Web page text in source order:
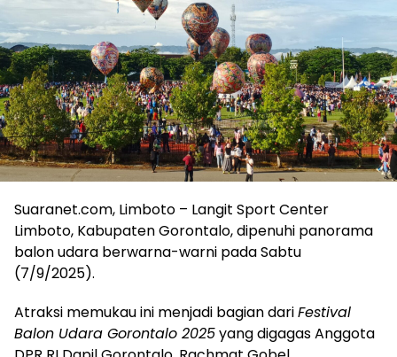
Suaranet.com, Limboto – Langit Sport Center
Limboto, Kabupaten Gorontalo, dipenuhi panorama
balon udara berwarna-warni pada Sabtu
(7/9/2025).
Atraksi memukau ini menjadi bagian dariFestival
Balon Udara Gorontalo 2025yang digagas Anggota